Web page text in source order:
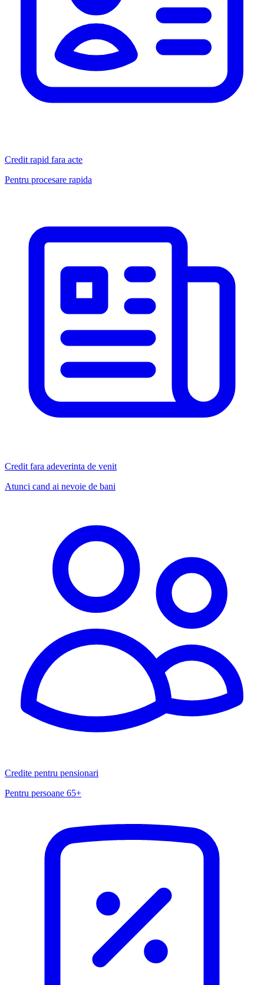
Credit rapid fara acte
Pentru procesare rapida
Credit fara adeverinta de venit
Atunci cand ai nevoie de bani
Credite pentru pensionari
Pentru persoane 65+